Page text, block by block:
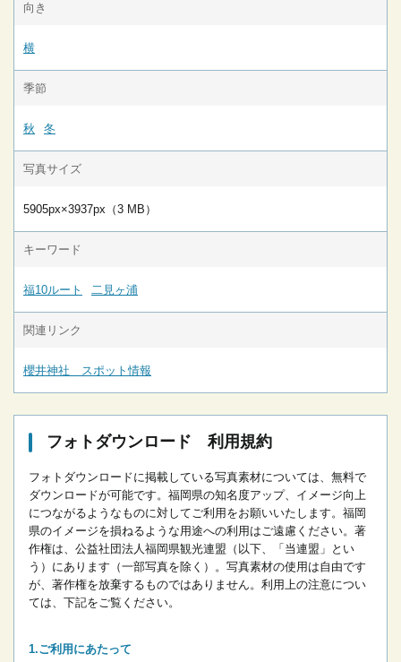
向き
横
季節
秋 冬
写真サイズ
5905px×3937px（3 MB）
キーワード
福10ルート 二見ヶ浦
関連リンク
櫻井神社 スポット情報
フォトダウンロード 利用規約
フォトダウンロードに掲載している写真素材については、無料で
ダウンロードが可能です。 福岡県の知名度アップ、イメージ向上
につながるようなものに対してご利用をお願いいたします。 福岡
県のイメージを損ねるような用途への利用はご遠慮ください。 著
作権は、公益社団法人福岡県観光連盟（以下、「当連盟」とい
う）にあります（一部写真を除く）。写真素材の使用は自由です
が、著作権を放棄するものではありません。 利用上の注意につい
ては、下記をご覧ください。
ご利用にあたって